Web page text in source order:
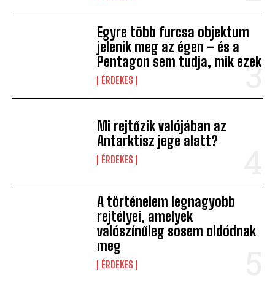
Egyre több furcsa objektum
jelenik meg az égen – és a
Pentagon sem tudja, mik ezek
ÉRDEKES
Mi rejtőzik valójában az
Antarktisz jege alatt?
ÉRDEKES
A történelem legnagyobb
rejtélyei, amelyek
valószínűleg sosem oldódnak
meg
ÉRDEKES